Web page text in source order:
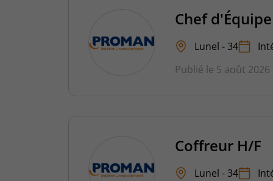
Chef
Lunel - 34
Publié le 5 août 2026
Coffreur H/F
Lunel - 34